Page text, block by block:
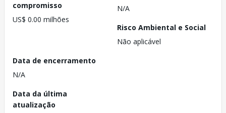
compromisso
US$ 0.00 milhões
N/A
Risco Ambiental e Social
Não aplicável
Data de encerramento
N/A
Data da última
atualização